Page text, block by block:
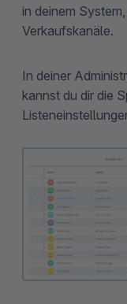
in deinem
Verkaufskanäle.
In deiner
kannst du dir die